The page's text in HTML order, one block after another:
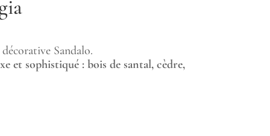
Sandalo.
et sophistiqué : bois de santal, cèdre,